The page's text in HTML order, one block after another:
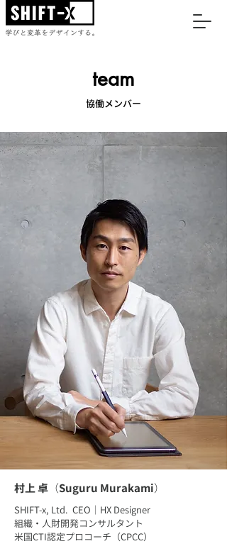
team
協働メンバー
村上 卓 （Suguru Murakami）
SHIFT-x, Ltd. CEO｜HX Designer
組織・人財開発コンサルタント
米国CTI認定プロコーチ（CPCC）